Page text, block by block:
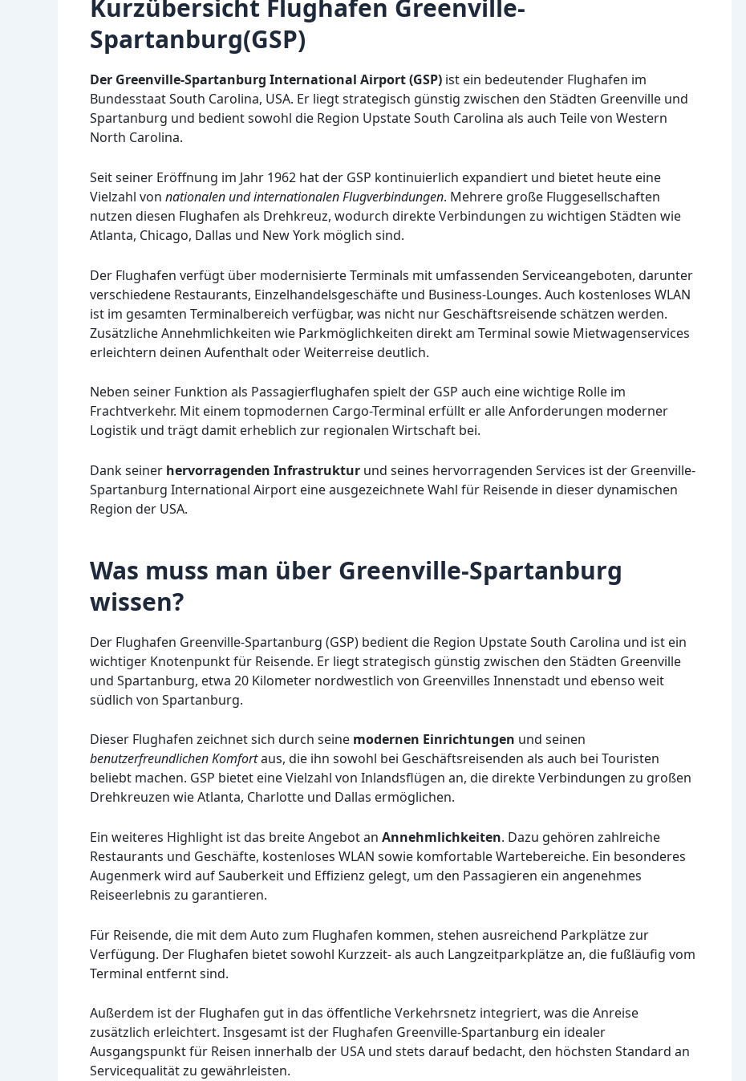
Kurzübersicht Flughafen Greenville-
Spartanburg(GSP)
Der Greenville-Spartanburg International Airport (GSP) ist ein bedeutender Flughafen im
Bundesstaat South Carolina, USA. Er liegt strategisch günstig zwischen den Städten Greenville und
Spartanburg und bedient sowohl die Region Upstate South Carolina als auch Teile von Western
North Carolina.
Seit seiner Eröffnung im Jahr 1962 hat der GSP kontinuierlich expandiert und bietet heute eine
Vielzahl von nationalen und internationalen Flugverbindungen. Mehrere große Fluggesellschaften
nutzen diesen Flughafen als Drehkreuz, wodurch direkte Verbindungen zu wichtigen Städten wie
Atlanta, Chicago, Dallas und New York möglich sind.
Der Flughafen verfügt über modernisierte Terminals mit umfassenden Serviceangeboten, darunter
verschiedene Restaurants, Einzelhandelsgeschäfte und Business-Lounges. Auch kostenloses WLAN
ist im gesamten Terminalbereich verfügbar, was nicht nur Geschäftsreisende schätzen werden.
Zusätzliche Annehmlichkeiten wie Parkmöglichkeiten direkt am Terminal sowie Mietwagenservices
erleichtern deinen Aufenthalt oder Weiterreise deutlich.
Neben seiner Funktion als Passagierflughafen spielt der GSP auch eine wichtige Rolle im
Frachtverkehr. Mit einem topmodernen Cargo-Terminal erfüllt er alle Anforderungen moderner
Logistik und trägt damit erheblich zur regionalen Wirtschaft bei.
Dank seiner hervorragenden Infrastruktur und seines hervorragenden Services ist der Greenville-
Spartanburg International Airport eine ausgezeichnete Wahl für Reisende in dieser dynamischen
Region der USA.
Was muss man über Greenville-Spartanburg
wissen?
Der Flughafen Greenville-Spartanburg (GSP) bedient die Region Upstate South Carolina und ist ein
wichtiger Knotenpunkt für Reisende. Er liegt strategisch günstig zwischen den Städten Greenville
und Spartanburg, etwa 20 Kilometer nordwestlich von Greenvilles Innenstadt und ebenso weit
südlich von Spartanburg.
Dieser Flughafen zeichnet sich durch seine modernen Einrichtungen und seinen
benutzerfreundlichen Komfortaus, die ihn sowohl bei Geschäftsreisenden als auch bei Touristen
beliebt machen. GSP bietet eine Vielzahl von Inlandsflügen an, die direkte Verbindungen zu großen
Drehkreuzen wie Atlanta, Charlotte und Dallas ermöglichen.
Ein weiteres Highlight ist das breite Angebot an Annehmlichkeiten. Dazu gehören zahlreiche
Restaurants und Geschäfte, kostenloses WLAN sowie komfortable Wartebereiche. Ein besonderes
Augenmerk wird auf Sauberkeit und Effizienz gelegt, um den Passagieren ein angenehmes
Reiseerlebnis zu garantieren.
Für Reisende, die mit dem Auto zum Flughafen kommen, stehen ausreichend Parkplätze zur
Verfügung. Der Flughafen bietet sowohl Kurzzeit- als auch Langzeitparkplätze an, die fußläufig vom
Terminal entfernt sind.
Außerdem ist der Flughafen gut in das öffentliche Verkehrsnetz integriert, was die Anreise
zusätzlich erleichtert. Insgesamt ist der Flughafen Greenville-Spartanburg ein idealer
Ausgangspunkt für Reisen innerhalb der USA und stets darauf bedacht, den höchsten Standard an
Servicequalität zu gewährleisten.